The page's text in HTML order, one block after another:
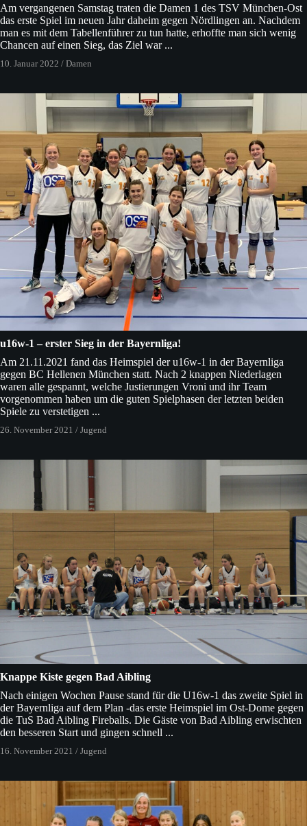
Am vergangenen Samstag traten die Damen 1 des TSV München-Ost
das erste Spiel im neuen Jahr daheim gegen Nördlingen an. Nachdem
man es mit dem Tabellenführer zu tun hatte, erhoffte man sich wenig
Chancen auf einen Sieg, das Ziel war ...
10. Januar 2022 / Damen
u16w-1 – erster Sieg in der Bayernliga!
Am 21.11.2021 fand das Heimspiel der u16w-1 in der Bayernliga
gegen BC Hellenen München statt. Nach 2 knappen Niederlagen
waren alle gespannt, welche Justierungen Vroni und ihr Team
vorgenommen haben um die guten Spielphasen der letzten beiden
Spiele zu verstetigen ...
26. November 2021 / Jugend
Knappe Kiste gegen Bad Aibling
Nach einigen Wochen Pause stand für die U16w-1 das zweite Spiel in
der Bayernliga auf dem Plan -das erste Heimspiel im Ost-Dome gegen
die TuS Bad Aibling Fireballs. Die Gäste von Bad Aibling erwischten
den besseren Start und gingen schnell ...
16. November 2021 / Jugend